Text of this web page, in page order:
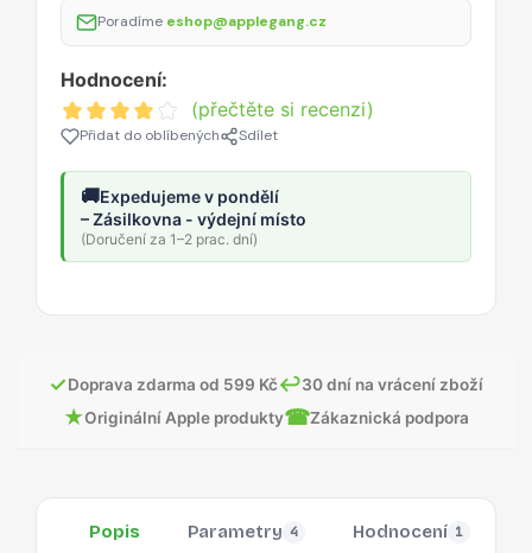
Poradíme eshop@applegang.cz
Hodnocení:
(přečtěte si recenzi)
Přidat do oblíbených Sdílet
🚚Expedujeme v pondělí
– Zásilkovna - výdejní místo
(Doručení za 1–2 prac. dní)
✓Doprava zdarma od 599 Kč↩30 dní na vrácení zboží
★Originální Apple produkty☎Zákaznická podpora
Popis Parametry 4 Hodnocení 1